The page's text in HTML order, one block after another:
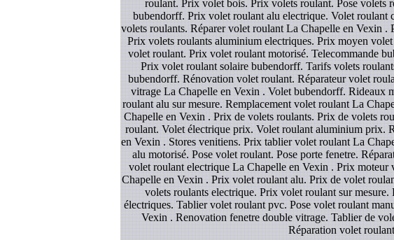
roulant. Prix volet bois. Prix volets roulant. Pose volets
bubendorff. Prix volet roulant alu electrique. Volet roulant
volets roulants. Réparer volet roulant La Chapelle en Vexin
Prix volets roulants aluminium electriques. Prix moyen
volet roulant. Prix volet roulant motorisé. Telecommande
Prix volet roulant solaire bubendorff. Tarifs volets
bubendorff. Rénovation volet roulant. Réparateur volet
vitrage La Chapelle en Vexin . Volet bubendorff. Rideaux
roulant alu sur mesure. Remplacement volet roulant La
Chapelle en Vexin . Prix de volets roulants. Prix de volets
roulant. Volet électrique prix. Volet roulant aluminium prix.
en Vexin . Stores venitiens. Prix tablier volet roulant La
alu motorisé. Pose volet roulant. Pose porte fenetre.
volet roulant electrique La Chapelle en Vexin . Prix
Chapelle en Vexin . Prix volet roulant alu. Prix de volet
volets roulants electrique. Prix volet roulant sur
électriques. Tablier volet roulant pvc. Pose volet roulant
Vexin . Renovation fenetre double vitrage. Tablier de
Réparation volet